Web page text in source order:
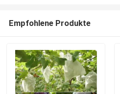
Empfohlene Produkte